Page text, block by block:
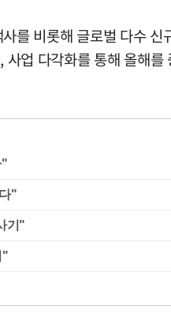
를 비롯해 글로벌 다수
업 다각화를 통해 올해
"
"
기"
"